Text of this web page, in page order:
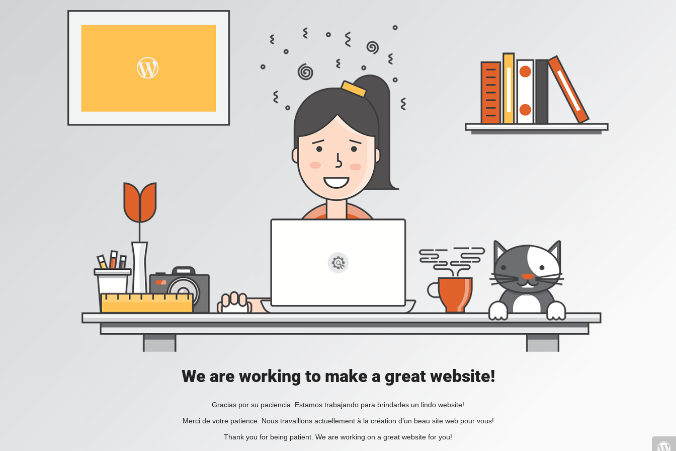
We are working to make a great website!
Gracias por su paciencia. Estamos trabajando para brindarles un lindo website!
Merci de votre patience. Nous travaillons actuellement à la création d’un beau site web pour vous!
Thank you for being patient. We are working on a great website for you!